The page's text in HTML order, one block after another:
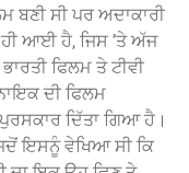
ਬਣੀ ਸੀ ਪਰ ਅਦਾਕਾਰੀ
ਆਈ ਹੈ, ਜਿਸ ’ਤੇ ਅੱਜ
ਫਿਲਮ ਤੇ ਟੀਵੀ
ਦੀ ਫਿਲਮ
ਦਿੱਤਾ ਗਿਆ ਹੈ।
ਜਦੋਂ ਇਸਨੂੰ ਵੇਖਿਆ ਸੀ ਕਿ